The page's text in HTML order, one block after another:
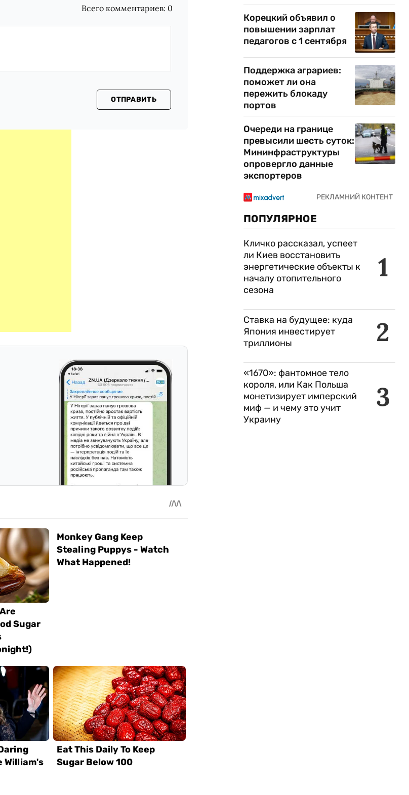
Всего комментариев: 0
ОТПРАВИТЬ
Корецкий объявил о
повышении зарплат
педагогов с 1 сентября
Поддержка аграриев:
поможет ли она
пережить блокаду
портов
Очереди на границе
превысили шесть суток:
Мининфраструктуры
опровергло данные
экспортеров
ПОПУЛЯРНОЕ
1
Кличко рассказал, успеет
ли Киев восстановить
энергетические объекты к
началу отопительного
сезона
2
Ставка на будущее: куда
Япония инвестирует
триллионы
3
«1670»: фантомное тело
короля, или Как Польша
монетизирует имперский
миф — и чему это учит
Украину